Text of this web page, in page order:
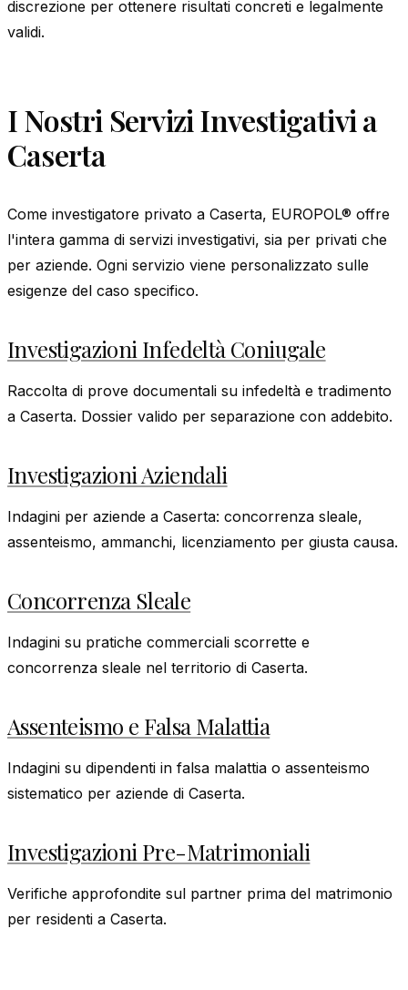
discrezione per ottenere risultati concreti e legalmente
validi.
I Nostri Servizi Investigativi a
Caserta
Come investigatore privato a Caserta, EUROPOL® offre
l'intera gamma di servizi investigativi, sia per privati che
per aziende. Ogni servizio viene personalizzato sulle
esigenze del caso specifico.
Investigazioni Infedeltà Coniugale
Raccolta di prove documentali su infedeltà e tradimento
a Caserta. Dossier valido per separazione con addebito.
Investigazioni Aziendali
Indagini per aziende a Caserta: concorrenza sleale,
assenteismo, ammanchi, licenziamento per giusta causa.
Concorrenza Sleale
Indagini su pratiche commerciali scorrette e
concorrenza sleale nel territorio di Caserta.
Assenteismo e Falsa Malattia
Indagini su dipendenti in falsa malattia o assenteismo
sistematico per aziende di Caserta.
Investigazioni Pre-Matrimoniali
Verifiche approfondite sul partner prima del matrimonio
per residenti a Caserta.